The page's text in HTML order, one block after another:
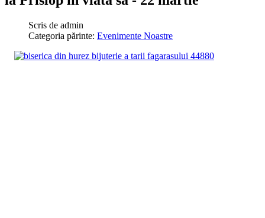
Scris de admin
Categoria părinte: Evenimente Noastre